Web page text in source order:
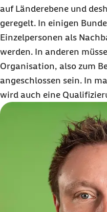
auf Länderebene und
geregelt. In einigen
Einzelpersonen als
werden. In anderen
Organisation, also zum
angeschlossen sein. In
wird auch eine